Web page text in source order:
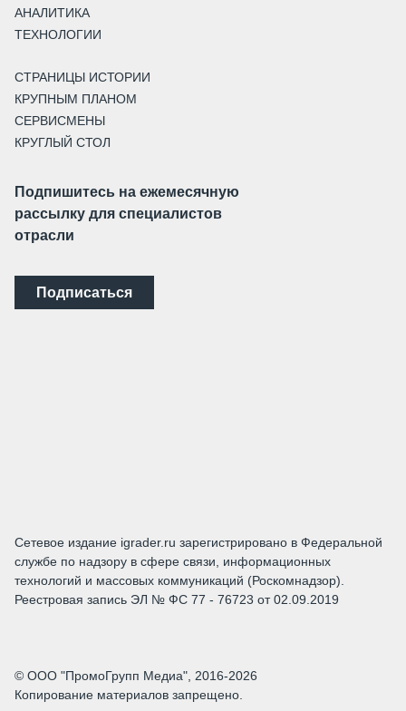
АНАЛИТИКА
ТЕХНОЛОГИИ
СТРАНИЦЫ ИСТОРИИ
КРУПНЫМ ПЛАНОМ
СЕРВИСМЕНЫ
КРУГЛЫЙ СТОЛ
Подпишитесь на ежемесячную
рассылку для специалистов
отрасли
Подписаться
Сетевое издание igrader.ru зарегистрировано в Федеральной
службе по надзору в сфере связи, информационных
технологий и массовых коммуникаций (Роскомнадзор).
Реестровая запись ЭЛ № ФС 77 - 76723 от 02.09.2019
© ООО "ПромоГрупп Медиа", 2016-2026
Копирование материалов запрещено.